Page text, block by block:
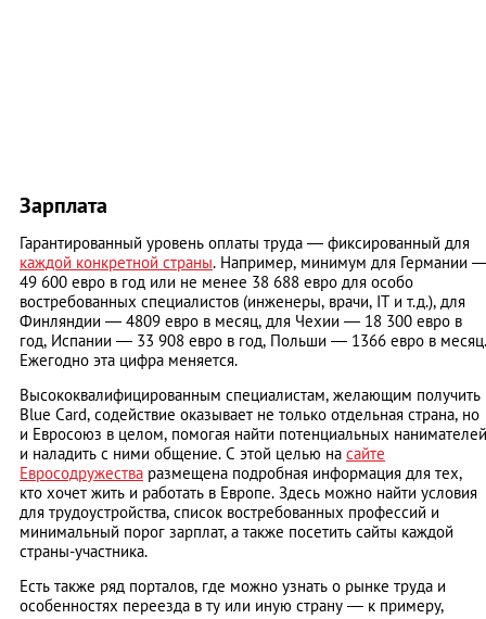
Зарплата
Гарантированный уровень оплаты труда — фиксированный для
каждой конкретной страны. Например, минимум для Германии
49 600 евро в год или не менее 38 688 евро для особо
востребованных специалистов (инженеры, врачи, IT и т.д.), для
Финляндии — 4809 евро в месяц, для Чехии — 18 300 евро в
год, Испании — 33 908 евро в год, Польши — 1366 евро в месяц.
Ежегодно эта цифра меняется.
Высококвалифицированным специалистам, желающим получить
Blue Card, содействие оказывает не только отдельная страна, но
и Евросоюз в целом, помогая найти потенциальных нанимателей
и наладить с ними общение. С этой целью на сайте
Евросодружества размещена подробная информация для тех,
кто хочет жить и работать в Европе. Здесь можно найти условия
для трудоустройства, список востребованных профессий и
минимальный порог зарплат, а также посетить сайты каждой
страны-участника.
Есть также ряд порталов, где можно узнать о рынке труда и
особенностях переезда в ту или иную страну — к примеру,